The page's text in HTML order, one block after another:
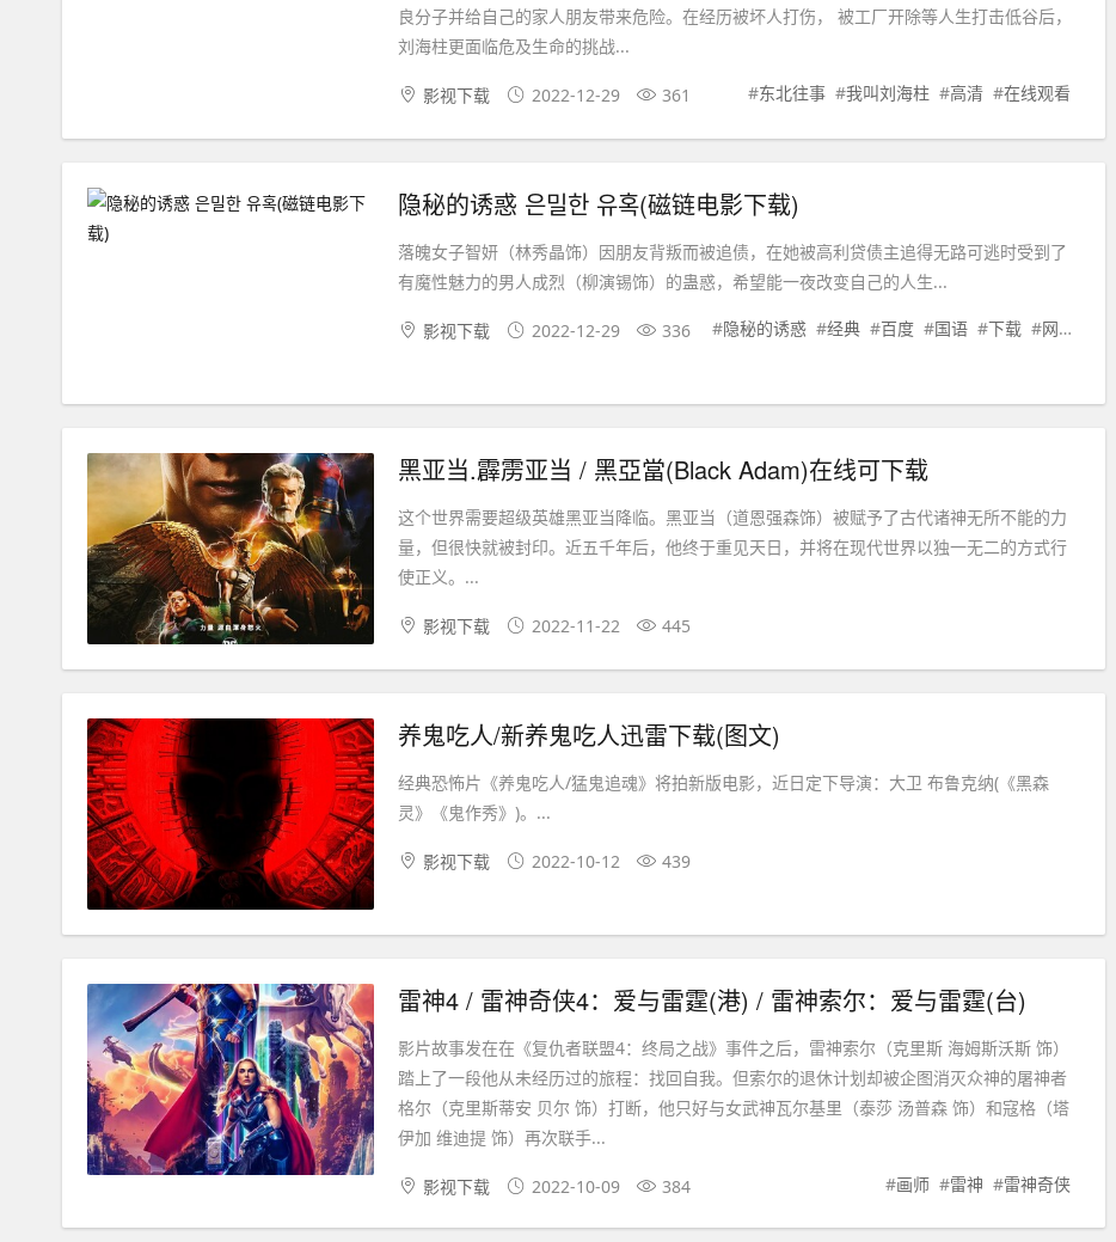
良分子并给自己的家人朋友带来危险。在经历被坏人打伤， 被工厂开除等人生打击低谷后，
刘海柱更面临危及生命的挑战...
影视下载 2022-12-29 361 #东北往事 #我叫刘海柱 #高清 #在线观看
隐秘的诱惑 은밀한 유혹(磁链电影下载)
落魄女子智妍（林秀晶饰）因朋友背叛而被追债，在她被高利贷债主追得无路可逃时受到了
有魔性魅力的男人成烈（柳演锡饰）的蛊惑，希望能一夜改变自己的人生...
影视下载 2022-12-29 336 #隐秘的诱惑 #经典 #百度 #国语 #下载 #网盘
黑亚当.霹雳亚当 / 黑亞當(Black Adam)在线可下载
这个世界需要超级英雄黑亚当降临。黑亚当（道恩强森饰）被赋予了古代诸神无所不能的力
量，但很快就被封印。近五千年后，他终于重见天日，并将在现代世界以独一无二的方式行
使正义。...
影视下载 2022-11-22 445
养鬼吃人/新养鬼吃人迅雷下载(图文)
经典恐怖片《养鬼吃人/猛鬼追魂》将拍新版电影，近日定下导演：大卫 布鲁克纳(《黑森
灵》《鬼作秀》)。...
影视下载 2022-10-12 439
雷神4 / 雷神奇侠4：爱与雷霆(港) / 雷神索尔：爱与雷霆(台)
影片故事发在在《复仇者联盟4：终局之战》事件之后，雷神索尔（克里斯 海姆斯沃斯 饰）
踏上了一段他从未经历过的旅程：找回自我。但索尔的退休计划却被企图消灭众神的屠神者
格尔（克里斯蒂安 贝尔 饰）打断，他只好与女武神瓦尔基里（泰莎 汤普森 饰）和寇格（塔
伊加 维迪提 饰）再次联手...
影视下载 2022-10-09 384 #画师 #雷神 #雷神奇侠